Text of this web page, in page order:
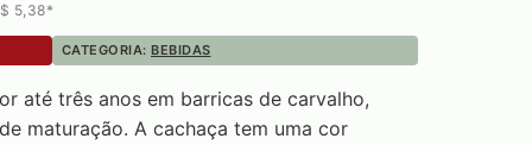
5,38*
CATEGORIA: BEBIDAS
até três anos em barricas de carvalho,
maturação. A cachaça tem uma cor